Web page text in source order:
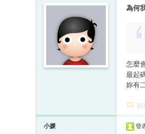
為何
怎麼
最起
妳有
回
小媛 發